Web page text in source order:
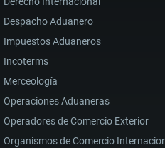
Despacho Aduanero
Impuestos Aduaneros
Incoterms
Merceología
Operaciones Aduaneras
Operadores de Comercio Exterior
Organismos de Comercio